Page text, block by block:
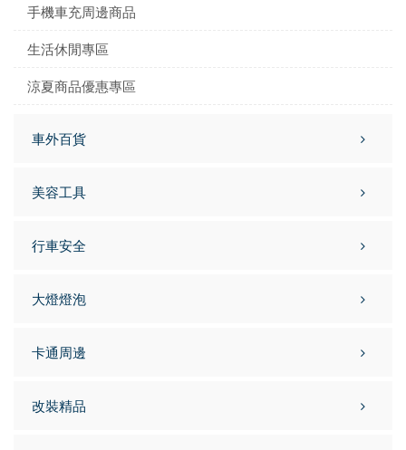
手機車充周邊商品
生活休閒專區
涼夏商品優惠專區
車外百貨
美容工具
行車安全
大燈燈泡
卡通周邊
改裝精品